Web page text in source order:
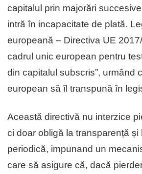
capitalul prin majorări
intră în incapacitate de plată.
europeană – Directiva UE
cadrul unic european pentru
din capitalul subscris”, urmând
european să îl transpună în
Această directivă nu interzice
ci doar obligă la transparență și
periodică, impunand un
care să asigure că, dacă